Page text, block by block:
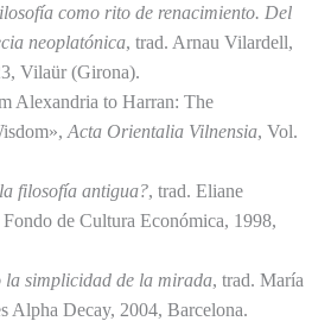
como rito de renacimiento. Del
neoplatónica, trad. Arnau Vilardell,
Vilaür (Girona).
Alexandria to Harran: The
Acta Orientalia Vilnensia, Vol.
filosofía antigua?, trad. Eliane
de Cultura Económica, 1998,
la simplicidad de la mirada, trad. María
Alpha Decay, 2004, Barcelona.